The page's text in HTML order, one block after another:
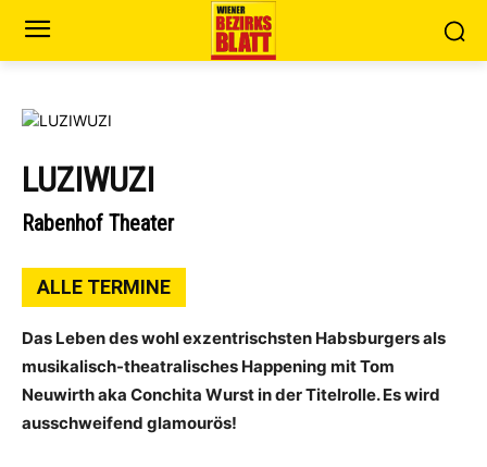
LUZIWUZI
Rabenhof Theater
ALLE TERMINE
Das Leben des wohl exzentrischsten Habsburgers als
musikalisch-theatralisches Happening mit Tom
Neuwirth aka Conchita Wurst in der Titelrolle. Es wird
ausschweifend glamourös!